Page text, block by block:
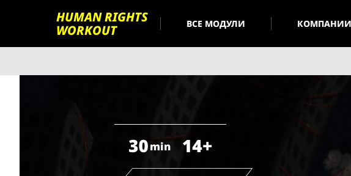
HUMAN RIGHTS
WORKOUT
ВСЕ МОДУЛИ КОМПАНИИ
30min 14+